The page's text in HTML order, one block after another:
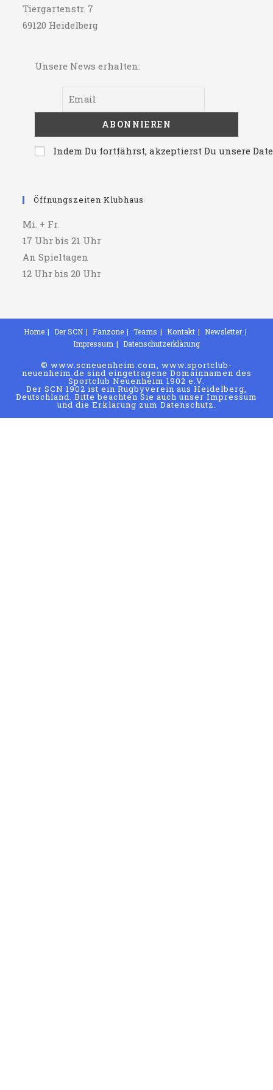
Tiergartenstr. 7
69120 Heidelberg
Unsere News erhalten:
Indem Du fortfährst, akzeptierst Du unsere
Öffnungszeiten Klubhaus
Mi. + Fr.
17 Uhr bis 21 Uhr
An Spieltagen
12 Uhr bis 20 Uhr
Home Der SCN Fanzone Teams Kontakt
Newsletter
Impressum
Datenschutzerklärung
© www.scneuenheim.com, www.sportclub-
neuenheim.de sind eingetragene Domainnamen des
Sportclub Neuenheim 1902 e.V.
Der SCN 1902 ist ein Rugbyverein aus Heidelberg,
Deutschland. Bitte beachten Sie auch unser Impressum
und die Erklärung zum Datenschutz.